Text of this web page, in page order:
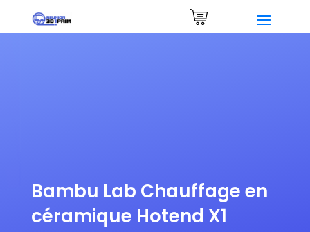
Demander un devis
Bambu Lab Chauffage en
céramique Hotend X1